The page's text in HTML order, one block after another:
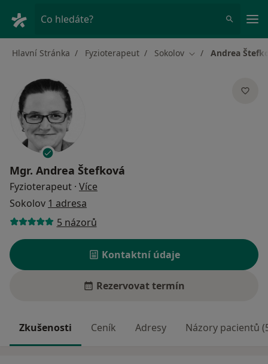
Co hledáte?
Hlavní Stránka Fyzioterapeut Sokolov Změna města
Andrea
Mgr. Andrea Štefková
Fyzioterapeut · Více
Sokolov 1 adresa
5 názorů
Kontaktní údaje
Rezervovat termín
Zkušenosti Ceník Adresy Názory pacientů